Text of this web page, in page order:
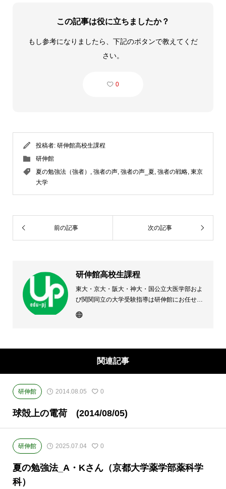
この記事は役に立ちましたか？
もし参考になりましたら、下記のボタンで教えてくだ
さい。
0
投稿者: 研伸館高校生課程
研伸館
夏の勉強法（強者） , 強者の声, 強者の声_夏, 強者の戦略, 東京
大学
前の記事 次の記事
研伸館高校生課程
東大・京大・阪大・神大・国公立大医学部およ
び関関同立の大学受験指導は研伸館にお任せく
ださい。 大阪(上本町・天王寺・豊中)・兵庫
関連記事
研伸館 2014.08.05 0
球殻上の電荷 (2014/08/05)
研伸館 2025.07.04 0
夏の勉強法_A・Kさん（京都大学薬学部薬科学
科）